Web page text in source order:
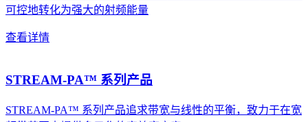
可控地转化为强大的射频能量
查看详情
STREAM-PA™ 系列产品
STREAM-PA™ 系列产品追求带宽与线性的平衡，致力于在宽